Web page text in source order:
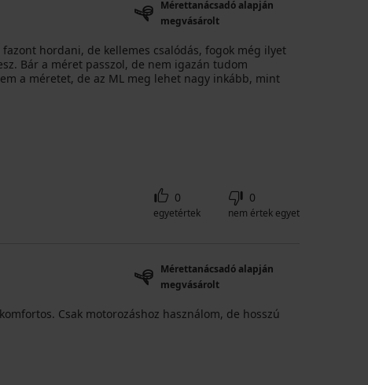
Mérettanácsadó alapján
megvásárolt
hordani, de kellemes csalódás, fogok még ilyet
Bár a méret passzol, de nem igazán tudom
a méretet, de az ML meg lehet nagy inkább, mint
0
egyetértek
0
nem értek egyet
Mérettanácsadó alapján
megvásárolt
Csak motorozáshoz használom, de hosszú